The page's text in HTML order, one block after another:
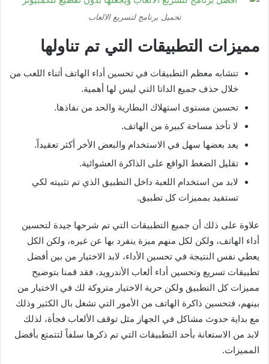
تحميل برنامج لتسريع الالعاب
مميزات التطبيقات التي تم تناولها
تتشابه معظم التطبيقات في تحسين أداء الهاتف أثناء اللعب من
خلال حذف جميع الداتا التي ليس لها أهمية.
تحسين مستوى استهلاك البطارية والحد من نفاذها.
لا تأخذ مساحة كبيرة من الهاتف.
يعد بعضها سهل في الاستخدام والبعض الأخر أكثر تعقيداً.
تقليل الضغط الواقع على الذاكرة العشوائية.
لابد من استخدام اللعبة داخل التطبيق الذي تم تثبيته لكي
تستفيد بمميزات كل تطبيق.
علاوة على ذلك أن جميع التطبيقات التي تم شرحها جيدة لتحسين
أداء الهاتف، ولكن لكل منهم ميزة ينفرد بها عن غيره، ولكن الكل
يعطي نفس النتيجة في تحسين الأداء، لابد الاختيار من بين أفضل
تطبيقات تسريع وتحسين أداء ألعاب الأندرويد، فقد قمنا بتوضيح
مميزات كل التطبيق ولكن حرية الاختيار متروكة لك في الاختيار من
بينهم، فتحسين ذاكرة الهاتف من الأمور التي تشغل بال الكثير وذلك
مع بداية حدوث مشاكل في الجهاز مثل توقف الألعاب فجأة، لذلك
لابد من الاستعانة بأحد التطبيقات التي تم ذكرها سلفاً لتتمتع بأفضل
المميزات.